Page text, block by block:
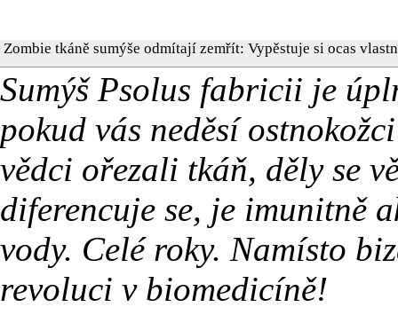
Zombie tkáně sumýše odmítají zemřít: Vypěstuje si ocas
Sumýš Psolus fabricii je
pokud vás neděsí
vědci ořezali tkáň, děly se
diferencuje se, je imunitně
vody. Celé roky. Namísto
revoluci v biomedicíně!